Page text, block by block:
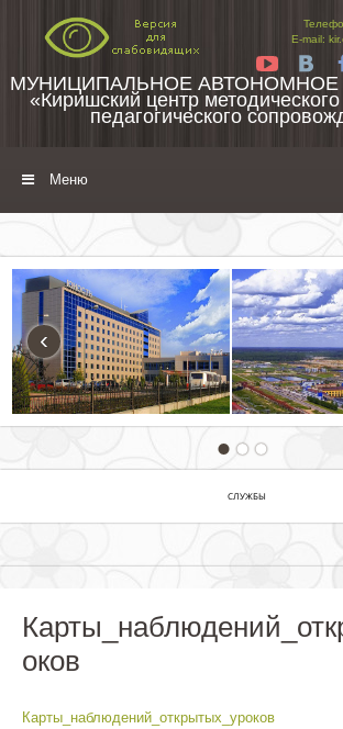
E-mail:
Yt
МУНИЦИПАЛЬНОЕ
«Киришский центр
педагогического
Меню
‹
СЛУЖБЫ
оков
Карты_наблюдений_открытых_уроков